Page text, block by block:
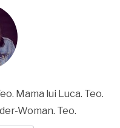
Mama lui Luca. Teo.
Woman. Teo.